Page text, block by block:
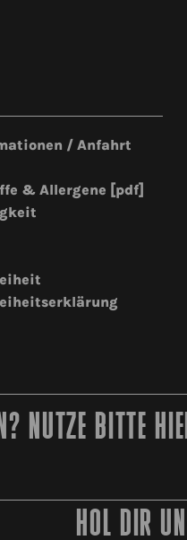
/ Anfahrt
& Allergene [pdf]
NUTZE BITTE
HOL DIR